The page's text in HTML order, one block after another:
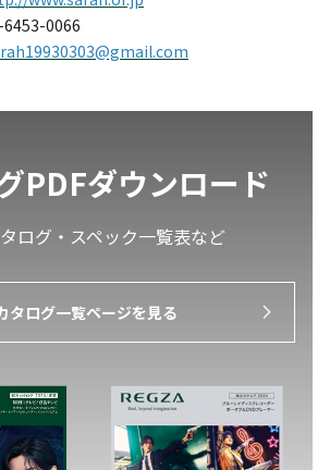
0066
PDFダウンロード
ログ・スペック一覧表など
タログ一覧ページを見る